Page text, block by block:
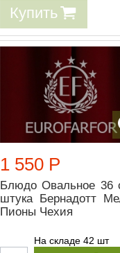
Купить
1 550 Р
Блюдо Овальное 36
штука Бернадотт
Пионы Чехия
На складе 42 шт